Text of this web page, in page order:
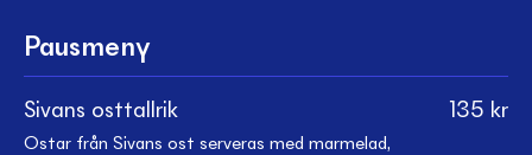
Pausmeny
Sivans osttallrik 135 kr
Ostar från Sivans ost serveras med marmelad,